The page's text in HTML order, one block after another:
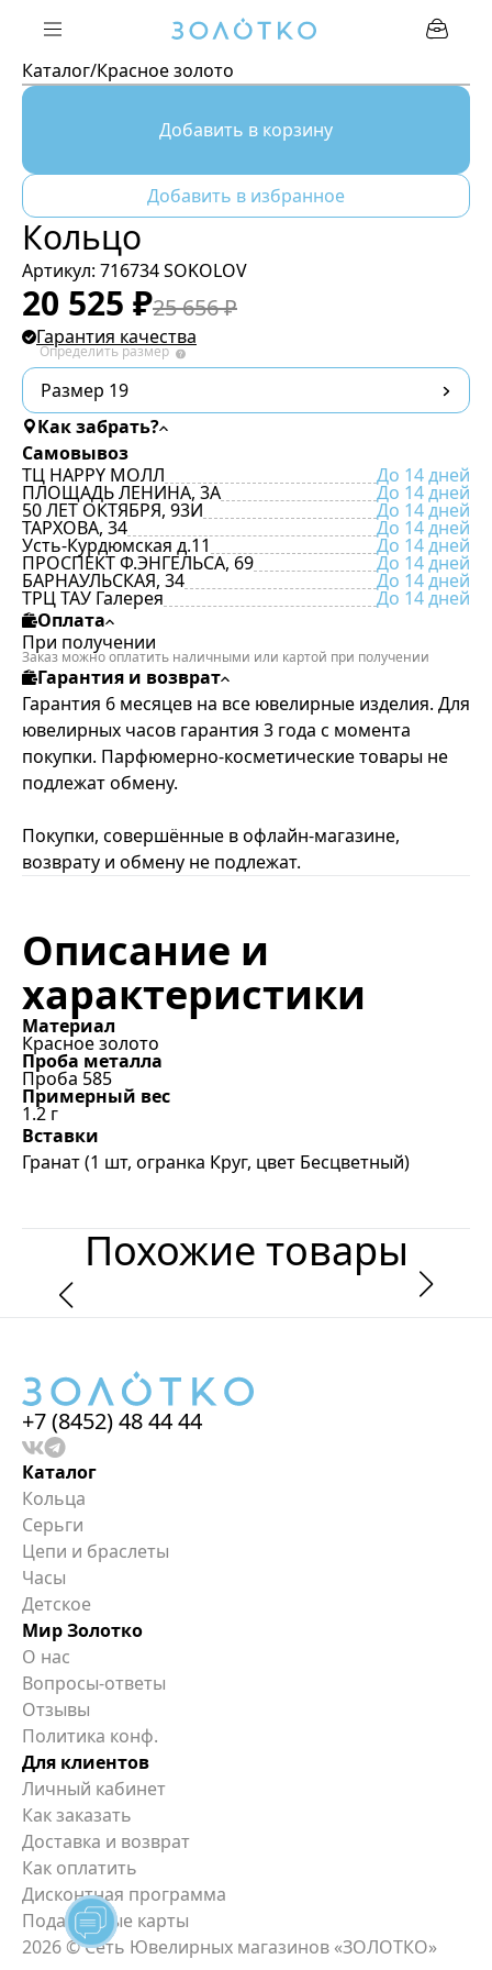
Каталог/Красное золото
Кольцо
Артикул: 716734 SOKOLOV
20 525 ₽25 656₽
Гарантия качества
Размер 19
Определить размер
Добавить в корзину
Добавить в избранное
Как забрать?
Самовывоз
ТЦ HAPPY МОЛЛ
До 14 дней
ПЛОЩАДЬ ЛЕНИНА, 3А До 14 дней
50 ЛЕТ ОКТЯБРЯ, 93И До 14 дней
ТАРХОВА, 34 До 14 дней
Усть-Курдюмская д.11 До 14 дней
ПРОСПЕКТ Ф.ЭНГЕЛЬСА, 69 До 14 дней
БАРНАУЛЬСКАЯ, 34 До 14 дней
ТРЦ ТАУ Галерея
До 14 дней
Оплата
При получении
Заказ можно оплатить наличными или картой при получении
Гарантия и возврат
Гарантия 6 месяцев на все ювелирные изделия. Для
ювелирных часов гарантия 3 года с момента
покупки. Парфюмерно-косметические товары не
подлежат обмену.
Покупки, совершённые в офлайн-магазине,
возврату и обмену не подлежат.
Описание и
характеристики
Материал
Красное золото
Проба металла
Проба 585
Примерный вес
1.2 г
Вставки
Гранат (1 шт, огранка Круг, цвет Бесцветный)
Похожие товары
+7 (8452) 48 44 44
Каталог
Кольца
Серьги
Цепи и браслеты
Часы
Детское
Мир Золотко
О нас
Вопросы-ответы
Отзывы
Политика конф.
Для клиентов
Личный кабинет
Как заказать
Доставка и возврат
Как оплатить
Дисконтная программа
Подарочные карты
2026 © Сеть Ювелирных магазинов «ЗОЛОТКО»